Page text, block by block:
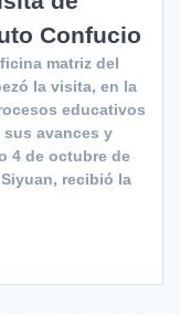
Confucio
matriz del
la visita, en la
educativos
sus avances y
4 de octubre de
recibió la